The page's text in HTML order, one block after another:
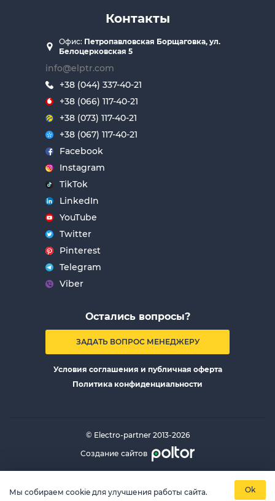
Контакты
Офис: Петропавловская Борщаговка, ул.
Белоцерковская 5
info@elptr.com
+38 (044) 337-40-21
+38 (066) 117-40-21
+38 (073) 117-40-21
+38 (067) 117-40-21
Facebook
Instagram
TikTok
LinkedIn
YouTube
Twitter
Pinterest
Telegram
Viber
Остались вопросы?
ЗАДАТЬ ВОПРОС МЕНЕДЖЕРУ
Условия соглашения и публичная оферта
Политика конфиденциальности
© Electro-partner 2013-2026
Создание сайтов
Мы собираем cookie для улучшения работы сайта.
Ok